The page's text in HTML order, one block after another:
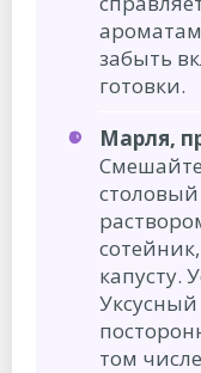
забыть
готовки.
Марля,
столовый
капусту.
Уксусный
том